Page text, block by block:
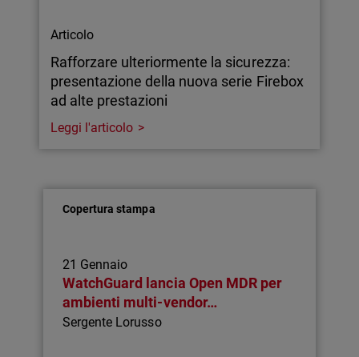
Articolo
Rafforzare ulteriormente la sicurezza:
presentazione della nuova serie Firebox
ad alte prestazioni
Leggi l'articolo
Copertura stampa
21 Gennaio
WatchGuard lancia Open MDR per
ambienti multi-vendor…
Sergente Lorusso